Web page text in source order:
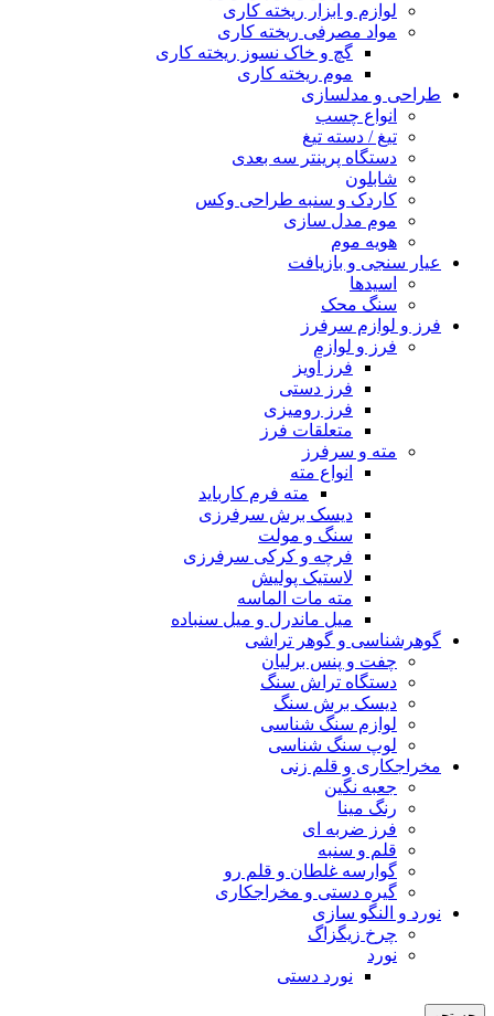
لوازم و ابزار ریخته کاری
مواد مصرفی ریخته کاری
گچ و خاک نسوز ریخته کاری
موم ریخته کاری
طراحی و مدلسازی
انواع چسب
تیغ / دسته تیغ
دستگاه پرینتر سه بعدی
شابلون
کاردک و سنبه طراحی وکس
موم مدل سازی
هویه موم
عیار سنجی و بازیافت
اسیدها
سنگ محک
فرز و لوازم سرفرز
فرز و لوازم
فرز آویز
فرز دستی
فرز رومیزی
متعلقات فرز
مته و سرفرز
انواع مته
مته فرم کارباید
دیسک برش سرفرزی
سنگ و مولت
فرچه و کرکی سرفرزی
لاستیک پولیش
مته مات الماسه
میل ماندرل و میل سنباده
گوهرشناسی و گوهر تراشی
چفت و پنس برلیان
دستگاه تراش سنگ
دیسک برش سنگ
لوازم سنگ شناسی
لوپ سنگ شناسی
مخراجکاری و قلم زنی
جعبه نگین
رنگ مینا
فرز ضربه ای
قلم و سنبه
گوارسه غلطان و قلم رو
گیره دستی و مخراجکاری
نورد و النگو سازی
چرخ زیگزاگ
نورد
نورد دستی